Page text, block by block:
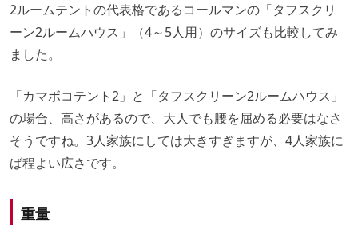
2ルームテントの代表格であるコールマンの「タフスクリ
ーン2ルームハウス」（4～5人用）のサイズも比較してみ
ました。
「カマボコテント2」と「タフスクリーン2ルームハウス」
の場合、高さがあるので、大人でも腰を屈める必要はなさ
そうですね。3人家族にしては大きすぎますが、4人家族に
ば程よい広さです。
重量